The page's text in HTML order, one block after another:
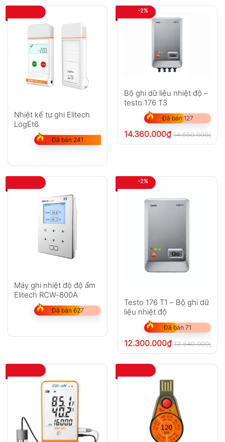
Nhiệt kế tự ghi Elitech
LogEt6
Đã bán 241
-2%
Bộ ghi dữ liệu nhiệt độ –
testo 176 T3
Đã bán 127
14.360.000₫ 14.650.000₫
Máy ghi nhiệt độ độ ẩm
Elitech RCW-800A
Đã bán 627
-2%
Testo 176 T1 – Bộ ghi dữ
liệu nhiệt độ
Đã bán 71
12.300.000₫ 12.540.000₫